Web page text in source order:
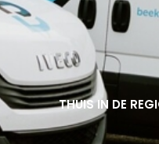
THUIS IN DE
THUIS IN DE
THUIS IN DE